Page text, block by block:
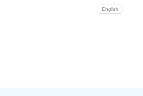
English